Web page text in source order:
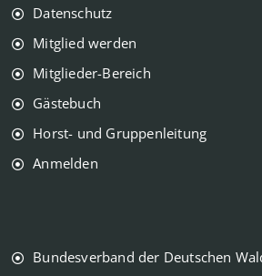
Datenschutz
Mitglied werden
Mitglieder-Bereich
Gästebuch
Horst- und Gruppenleitung
Anmelden
Bundesverband der Deutschen